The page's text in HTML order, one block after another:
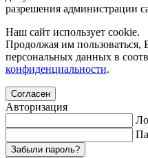
разрешения администрации
Наш сайт использует cookie.
Продолжая им пользоваться,
персональных данных в
конфиденциальности.
Согласен
Авторизация
Забыли пароль?